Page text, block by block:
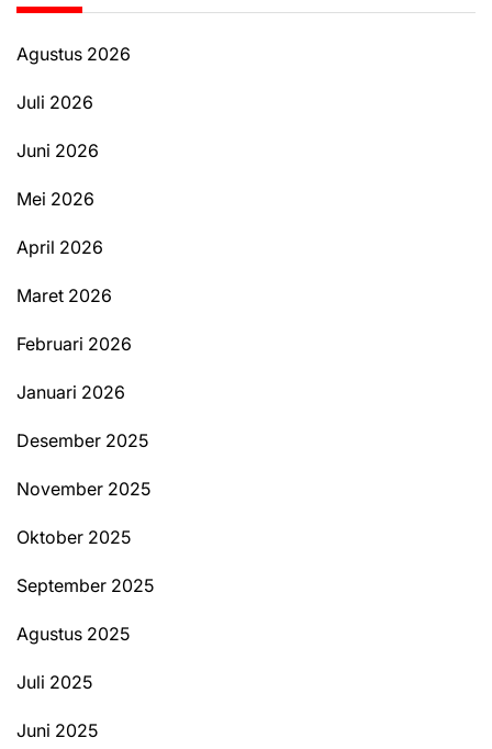
Agustus 2026
Juli 2026
Juni 2026
Mei 2026
April 2026
Maret 2026
Februari 2026
Januari 2026
Desember 2025
November 2025
Oktober 2025
September 2025
Agustus 2025
Juli 2025
Juni 2025